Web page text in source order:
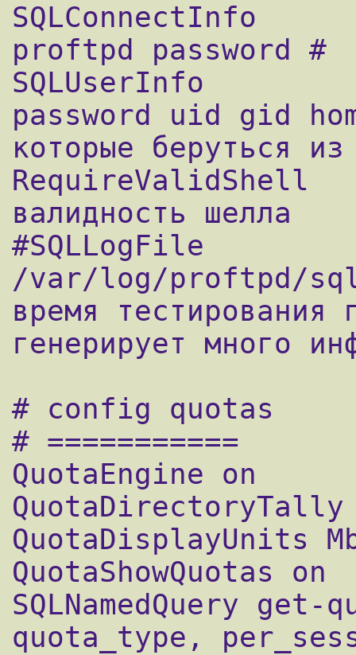
SQLConnectInfo		proftpd@localhost
proftpd password #
SQLUserInfo		users username
password uid gid
которые беруться
RequireValidShell
валидность шелла
#SQLLogFile
/var/log/proftpd/
время тестирования
генерирует много
# config quotas
# ===========
QuotaEngine on		# включить квоту
QuotaDisplayUnits
QuotaShowQuotas on
SQLNamedQuery
quota_type,